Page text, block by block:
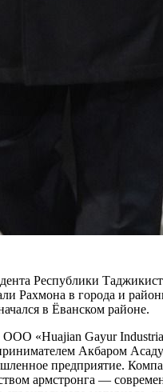
Республики
Рахмона в города и
в Ёванском районе.
ООО «Huajian Gayur
Акбаром
предприятие.
армстронга —